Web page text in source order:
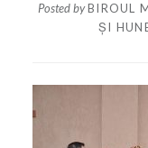
Posted byBIROUL
ȘI